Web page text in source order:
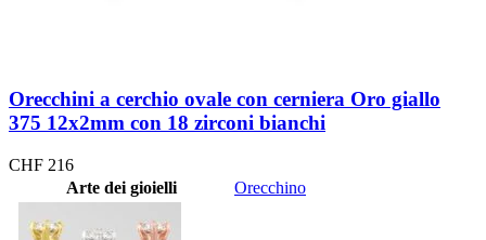
Orecchini a cerchio ovale con cerniera Oro giallo
375 12x2mm con 18 zirconi bianchi
CHF 216
Arte dei gioielli
Orecchino